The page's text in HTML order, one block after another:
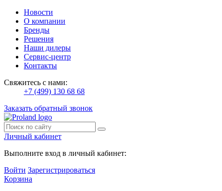
Новости
О компании
Бренды
Решения
Наши дилеры
Сервис-центр
Контакты
Свяжитесь с нами:
+7 (499) 130 68 68
Заказать обратный звонок
Личный кабинет
Выполните вход в личный кабинет:
Войти Зарегистрироваться
Корзина